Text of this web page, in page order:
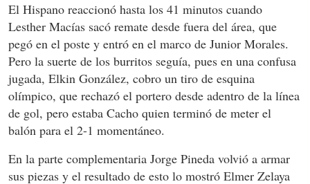
El Hispano reaccionó hasta los 41 minutos cuando
Lesther Macías sacó remate desde fuera del área, que
pegó en el poste y entró en el marco de Junior Morales.
Pero la suerte de los burritos seguía, pues en una confusa
jugada, Elkin González, cobro un tiro de esquina
olímpico, que rechazó el portero desde adentro de la línea
de gol, pero estaba Cacho quien terminó de meter el
balón para el 2-1 momentáneo.
En la parte complementaria Jorge Pineda volvió a armar
sus piezas y el resultado de esto lo mostró Elmer Zelaya